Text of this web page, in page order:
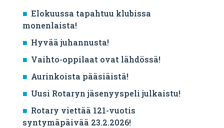
Elokuussa tapahtuu klubissa
monenlaista!
Hyvää juhannusta!
Vaihto-oppilaat ovat lähdössä!
Aurinkoista pääsiäistä!
Uusi Rotaryn jäsenyyspeli julkaistu!
Rotary viettää 121-vuotis
syntymäpäivää 23.2.2026!